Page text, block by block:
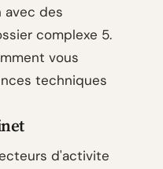
avec des
complexe 5.
vous
techniques
d'activite